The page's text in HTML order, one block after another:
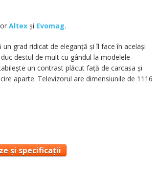
Altexși Evomag.
grad ridicat de eleganță și îl face în același
destul de mult cu gândul la modelele
un contrast plăcut față de carcasa și
aparte. Televizorul are dimensiunile de 1116
și specificații